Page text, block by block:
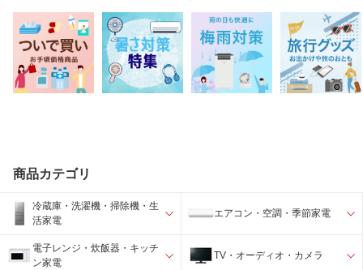
商品カテゴリ
冷蔵庫・洗濯機・掃除機・生
活家電
エアコン・空調・季節家電
電子レンジ・炊飯器・キッチ
ン家電
TV・オーディオ・カメラ